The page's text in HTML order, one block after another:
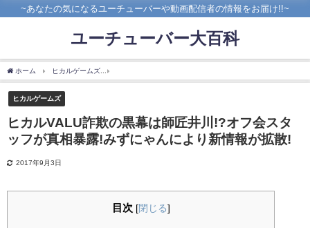
~あなたの気になるユーチューバーや動画配信者の情報をお届け!!~
ユーチューバー大百科
ホーム ヒカルゲームズ
ヒカルゲームズ
ヒカルVALU詐欺の黒幕は師匠井川!?オフ会スタ
ッフが真相暴露!みずにゃんにより新情報が拡散!
2017年9月3日
目次 [閉じる]